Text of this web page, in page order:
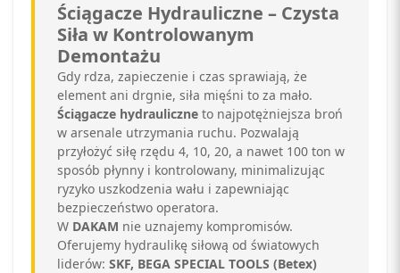
Ściągacze Hydrauliczne – Czysta
Siła w Kontrolowanym
Demontażu
Gdy rdza, zapieczenie i czas sprawiają, że
element ani drgnie, siła mięśni to za mało.
Ściągacze hydrauliczne to najpotężniejsza broń
w arsenale utrzymania ruchu. Pozwalają
przyłożyć siłę rzędu 4, 10, 20, a nawet 100 ton w
sposób płynny i kontrolowany, minimalizując
ryzyko uszkodzenia wału i zapewniając
bezpieczeństwo operatora.
W DAKAM nie uznajemy kompromisów.
Oferujemy hydraulikę siłową od światowych
liderów: SKF, BEGA SPECIAL TOOLS (Betex)